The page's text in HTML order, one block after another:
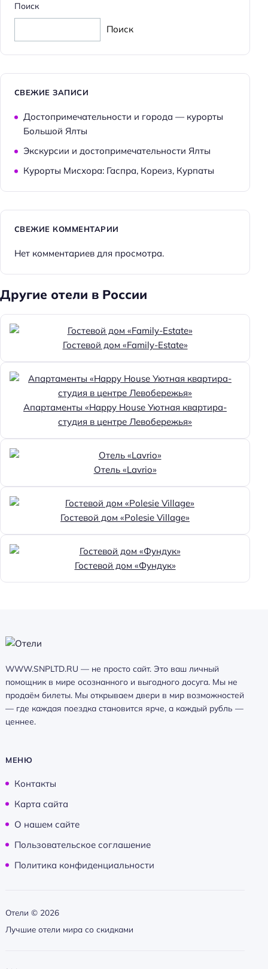
Поиск
Поиск
СВЕЖИЕ ЗАПИСИ
Достопримечательности и города — курорты
Большой Ялты
Экскурсии и достопримечательности Ялты
Курорты Мисхора: Гаспра, Кореиз, Курпаты
СВЕЖИЕ КОММЕНТАРИИ
Нет комментариев для просмотра.
Другие отели в России
Гостевой дом «Family-Estate»
Апартаменты «Happy House Уютная квартира-
студия в центре Левобережья»
Отель «Lavrio»
Гостевой дом «Polesie Village»
Гостевой дом «Фундук»
WWW.SNPLTD.RU — не просто сайт. Это ваш личный
помощник в мире осознанного и выгодного досуга. Мы не
продаём билеты. Мы открываем двери в мир возможностей
— где каждая поездка становится ярче, а каждый рубль —
ценнее.
МЕНЮ
Контакты
Карта сайта
О нашем сайте
Пользовательское соглашение
Политика конфиденциальности
Отели © 2026
Лучшие отели мира со скидками